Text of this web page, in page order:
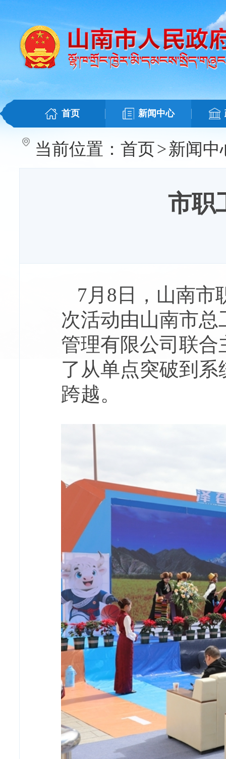
首页 新闻中心
当前位置： 首页>新闻中
市职
7月8日，山南市
次活动由山南市
管理有限公司联
了从单点突破到
跨越。